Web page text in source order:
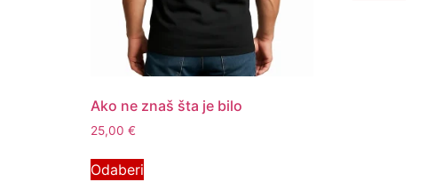
Ako ne znaš šta je bilo
25,00 €
Odaberi